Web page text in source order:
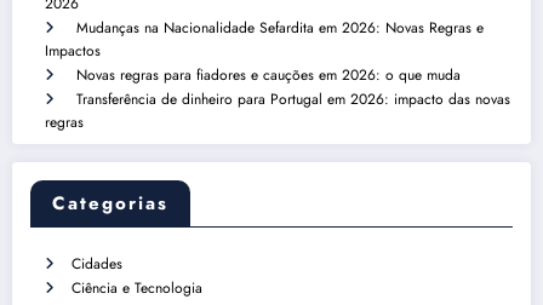
Mudanças na Nacionalidade Sefardita em 2026: Novas Regras e
Impactos
Novas regras para fiadores e cauções em 2026: o que muda
Transferência de dinheiro para Portugal em 2026: impacto das novas
regras
Categorias
Cidades
Ciência e Tecnologia